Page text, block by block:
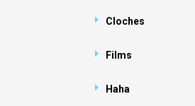
Cloches
Films
Haha